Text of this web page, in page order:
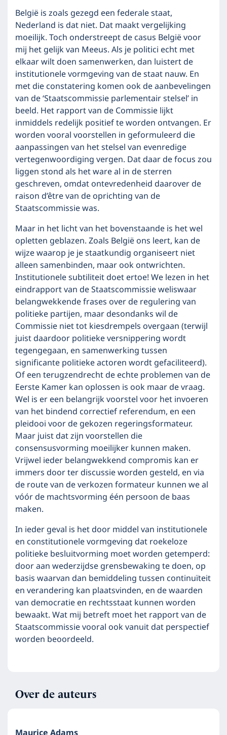
België is zoals gezegd een federale staat,
Nederland is dat niet. Dat maakt vergelijking
moeilijk. Toch onderstreept de casus België voor
mij het gelijk van Meeus. Als je politici echt met
elkaar wilt doen samenwerken, dan luistert de
institutionele vormgeving van de staat nauw. En
met die constatering komen ook de aanbevelingen
van de ‘Staatscommissie parlementair stelsel’ in
beeld. Het rapport van de Commissie lijkt
inmiddels redelijk positief te worden ontvangen. Er
worden vooral voorstellen in geformuleerd die
aanpassingen van het stelsel van evenredige
vertegenwoordiging vergen. Dat daar de focus zou
liggen stond als het ware al in de sterren
geschreven, omdat ontevredenheid daarover de
raison d’être van de oprichting van de
Staatscommissie was.
Maar in het licht van het bovenstaande is het wel
opletten geblazen. Zoals België ons leert, kan de
wijze waarop je je staatkundig organiseert niet
alleen samenbinden, maar ook ontwrichten.
Institutionele subtiliteit doet ertoe! We lezen in het
eindrapport van de Staatscommissie weliswaar
belangwekkende frases over de regulering van
politieke partijen, maar desondanks wil de
Commissie niet tot kiesdrempels overgaan (terwijl
juist daardoor politieke versnippering wordt
tegengegaan, en samenwerking tussen
significante politieke actoren wordt gefaciliteerd).
Of een terugzendrecht de echte problemen van de
Eerste Kamer kan oplossen is ook maar de vraag.
Wel is er een belangrijk voorstel voor het invoeren
van het bindend correctief referendum, en een
pleidooi voor de gekozen regeringsformateur.
Maar juist dat zijn voorstellen die
consensusvorming moeilijker kunnen maken.
Vrijwel ieder belangwekkend compromis kan er
immers door ter discussie worden gesteld, en via
de route van de verkozen formateur kunnen we al
vóór de machtsvorming één persoon de baas
maken.
In ieder geval is het door middel van institutionele
en constitutionele vormgeving dat roekeloze
politieke besluitvorming moet worden getemperd:
door aan wederzijdse grensbewaking te doen, op
basis waarvan dan bemiddeling tussen continuïteit
en verandering kan plaatsvinden, en de waarden
van democratie en rechtsstaat kunnen worden
bewaakt. Wat mij betreft moet het rapport van de
Staatscommissie vooral ook vanuit dat perspectief
worden beoordeeld.
Over de auteurs